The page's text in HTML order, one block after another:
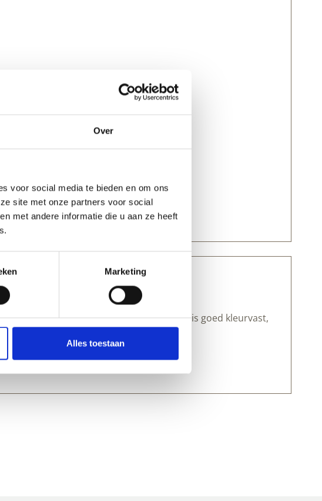
Over
voor social media te bieden en om ons
site met onze partners voor social
met andere informatie die u aan ze heeft
Marketing
Alles toestaan
bij andere lijnolieverf.
maar minder dan xxxxxxxxxxx, is goed kleurvast,
fijn dat je het ontdekt hebt.